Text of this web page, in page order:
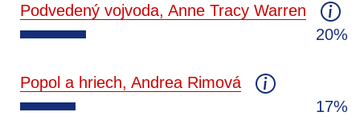
Podvedený vojvoda, Anne Tracy Warren
20%
Popol a hriech, Andrea Rimová
17%